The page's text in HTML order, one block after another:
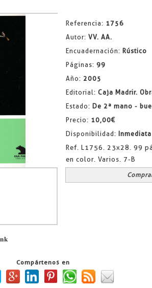
Referencia: 1756
Autor: VV. AA.
Encuadernación: Rústico
Páginas: 99
Año: 2005
Editorial: Caja Madrir.
Estado: De 2ª mano -
Precio: 10,00€
Disponibilidad: Inmediata
Ref. L1756. 23x28. 99
en color. Varios. 7-B
Compártenos en